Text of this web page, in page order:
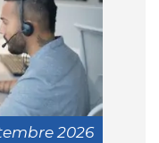
2026